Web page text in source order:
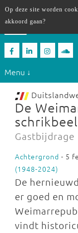
Menu ↓
De
Gastbijdrage
Achtergrond - 5
(1948-2024)
De
er goed en
vindt
Op deze site worden
akkoord gaan?